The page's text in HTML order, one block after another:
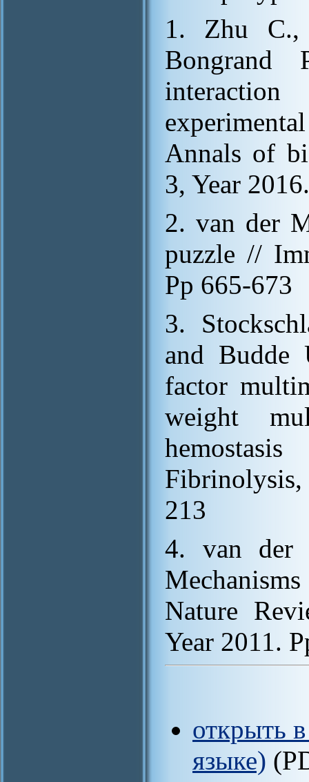
1. Zhu С.,
Bongrand
Annals of
3, Year
2. van der
puzzle //
Pp 665-673
3.
and Budde
factor
weight
Fibrinolysis,
213
4. van der
Nature
Year 2011.
открыть
языке)